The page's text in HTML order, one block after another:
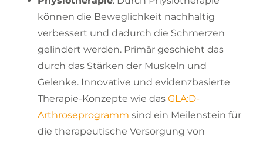
können die Beweglichkeit nachhaltig
verbessert und dadurch die Schmerzen
gelindert werden. Primär geschieht das
durch das Stärken der Muskeln und
Gelenke. Innovative und evidenzbasierte
Therapie-Konzepte wie das GLA:D-
Arthroseprogramm sind ein Meilenstein für
die therapeutische Versorgung von